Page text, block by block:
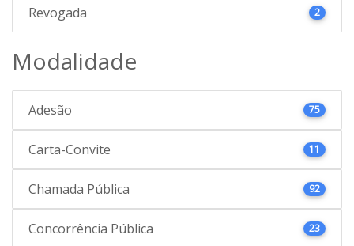
Revogada 2
Modalidade
Adesão 75
Carta-Convite 11
Chamada Pública 92
Concorrência Pública 23